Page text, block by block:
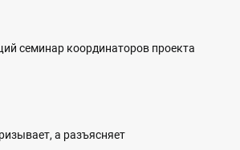
семинар координаторов проекта
а разъясняет